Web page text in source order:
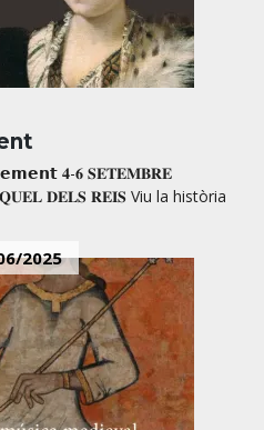
𝟒-𝟔 𝐒𝐄𝐓𝐄𝐌𝐁𝐑𝐄
𝐃𝐄𝐋𝐒 𝐑𝐄𝐈𝐒 Viu la història
2025